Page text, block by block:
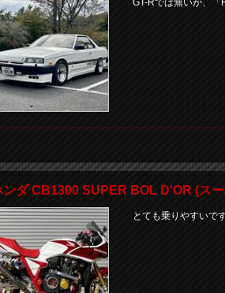
GT-Rでは無いが、「
ンダ CB1300 SUPER BOL D'OR (ス
とても乗りやすいです